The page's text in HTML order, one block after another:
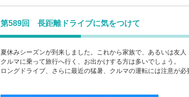
第589回 長距離ドライブに気をつけて
夏休みシーズンが到来しました。これから家族で、あるいは友人
クルマに乗って旅行へ行く、お出かけする方は多いでしょう。
ロングドライブ、さらに最近の猛暑、クルマの運転には注意が必